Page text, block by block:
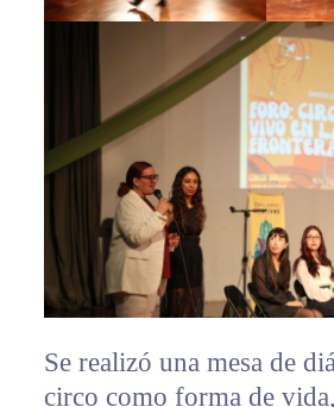
Se realizó una mesa de
circo como forma de